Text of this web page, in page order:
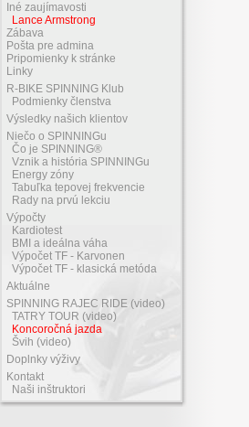
Iné zaujímavosti
Lance Armstrong
Zábava
Pošta pre admina
Pripomienky k stránke
Linky
R-BIKE SPINNING Klub
Podmienky členstva
Výsledky našich klientov
Niečo o SPINNINGu
Čo je SPINNING®
Vznik a história SPINNINGu
Energy zóny
Tabuľka tepovej frekvencie
Rady na prvú lekciu
Výpočty
Kardiotest
BMI a ideálna váha
Výpočet TF - Karvonen
Výpočet TF - klasická metóda
Aktuálne
SPINNING RAJEC RIDE (video)
TATRY TOUR (video)
Koncoročná jazda
Švih (video)
Doplnky výživy
Kontakt
Naši inštruktori